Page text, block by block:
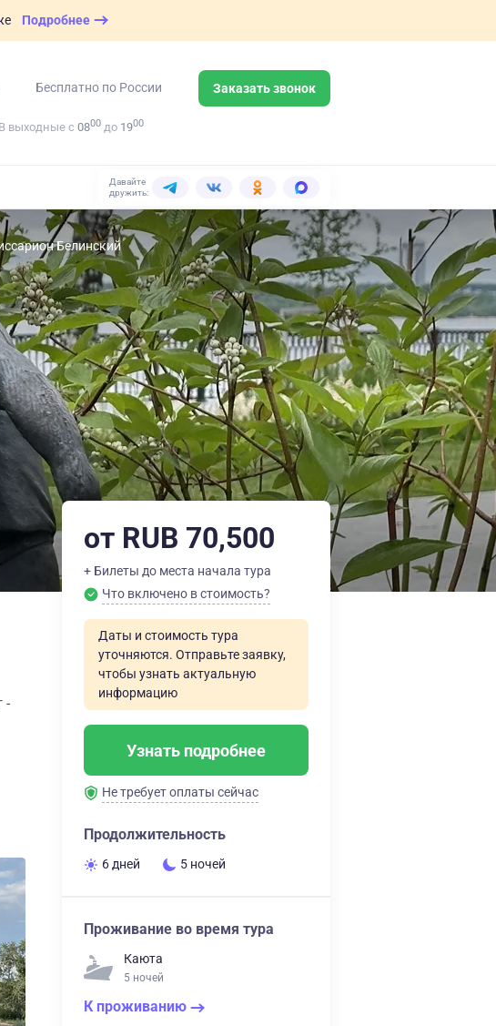
Подробнее
Бесплатно по России Заказать звонок
В выходные с 0800 до 1900
Давайте
дружить:
Белинский
-
от RUB 70,500
+ Билеты до места начала тура
Что включено в стоимость?
Даты и стоимость тура
уточняются. Отправьте заявку,
чтобы узнать актуальную
информацию
Узнать подробнее
Не требует оплаты сейчас
Продолжительность
6 дней 5 ночей
Проживание во время тура
Каюта
5 ночей
К проживанию